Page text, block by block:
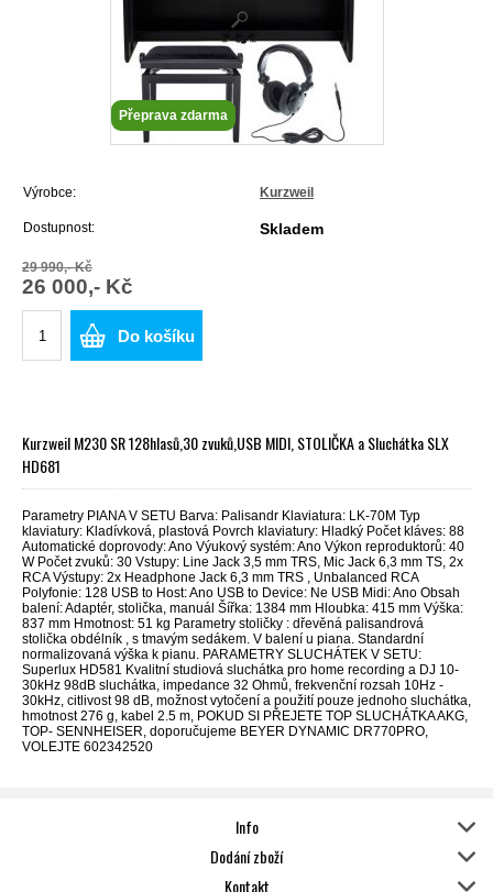
Přeprava zdarma
Výrobce: Kurzweil
Dostupnost: Skladem
29 990,- Kč
26 000,- Kč
Do košíku
Kurzweil M230 SR 128hlasů,30 zvuků,USB MIDI, STOLIČKA a Sluchátka SLX
HD681
Parametry PIANA V SETU Barva: Palisandr Klaviatura: LK-70M Typ
klaviatury: Kladívková, plastová Povrch klaviatury: Hladký Počet kláves: 88
Automatické doprovody: Ano Výukový systém: Ano Výkon reproduktorů: 40
W Počet zvuků: 30 Vstupy: Line Jack 3,5 mm TRS, Mic Jack 6,3 mm TS, 2x
RCA Výstupy: 2x Headphone Jack 6,3 mm TRS , Unbalanced RCA
Polyfonie: 128 USB to Host: Ano USB to Device: Ne USB Midi: Ano Obsah
balení: Adaptér, stolička, manuál Šířka: 1384 mm Hloubka: 415 mm Výška:
837 mm Hmotnost: 51 kg Parametry stoličky : dřevěná palisandrová
stolička obdélník , s tmavým sedákem. V balení u piana. Standardní
normalizovaná výška k pianu. PARAMETRY SLUCHÁTEK V SETU:
Superlux HD581 Kvalitní studiová sluchátka pro home recording a DJ 10-
30kHz 98dB sluchátka, impedance 32 Ohmů, frekvenční rozsah 10Hz -
30kHz, citlivost 98 dB, možnost vytočení a použití pouze jednoho sluchátka,
hmotnost 276 g, kabel 2.5 m, POKUD SI PŘEJETE TOP SLUCHÁTKA AKG,
TOP- SENNHEISER, doporučujeme BEYER DYNAMIC DR770PRO,
VOLEJTE 602342520
Info
Dodání zboží
Kontakt